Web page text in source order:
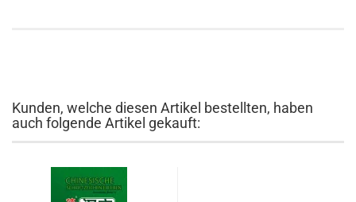
Kunden, welche diesen Artikel bestellten, haben
auch folgende Artikel gekauft: